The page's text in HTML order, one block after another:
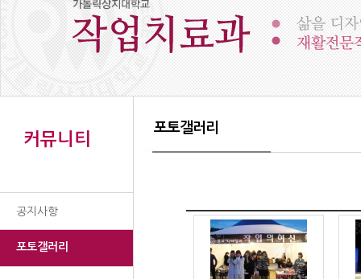
커뮤니티
공지사항
포토갤러리
포토갤러리